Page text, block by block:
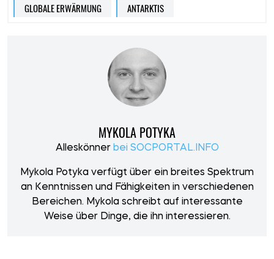
GLOBALE ERWÄRMUNG ANTARKTIS
MYKOLA POTYKA
Alleskönner bei SOCPORTAL.INFO
Mykola Potyka verfügt über ein breites Spektrum
an Kenntnissen und Fähigkeiten in verschiedenen
Bereichen. Mykola schreibt auf interessante
Weise über Dinge, die ihn interessieren.